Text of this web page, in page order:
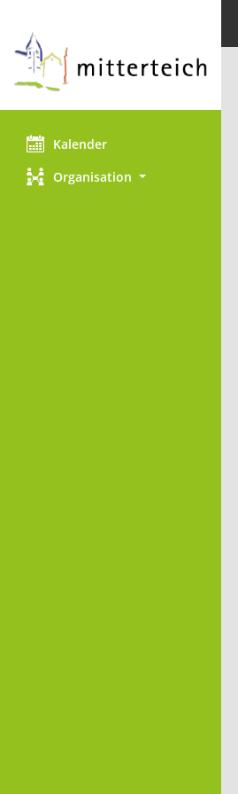
Kalender
Organisation